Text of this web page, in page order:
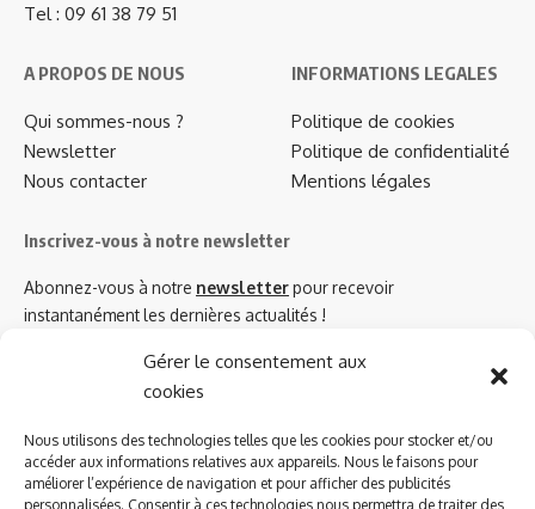
Gérer le consentement aux
cookies
Nous utilisons des technologies telles que les cookies pour stocker et/ou
accéder aux informations relatives aux appareils. Nous le faisons pour
améliorer l’expérience de navigation et pour afficher des publicités
personnalisées. Consentir à ces technologies nous permettra de traiter des
Tel : 09 61 38 79 51
A PROPOS DE NOUS
Qui sommes-nous ?
Newsletter
Nous contacter
INFORMATIONS LEGALES
Politique de cookies
Politique de confidentialité
Mentions légales
Inscrivez-vous à notre newsletter
Abonnez-vous à notre newsletterpour recevoir
instantanément les dernières actualités !
Azinat.com TV soutient